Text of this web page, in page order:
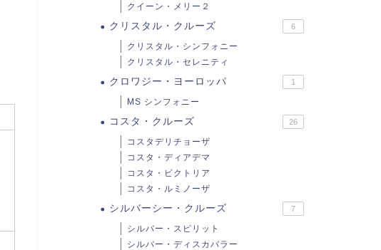
クイーン・メリー２
クリスタル・クルーズ 6
クリスタル・シンフォニー
クリスタル・セレニティ
クロワジー・ヨーロッパ 1
MS シンフォニー
コスタ・クルーズ 26
コスタデリチョーザ
コスタ・ディアデマ
コスタ・ビクトリア
コスタ・ルミノーザ
シルバーシー・クルーズ 7
シルバー・スピリット
シルバー・ディスカバラー